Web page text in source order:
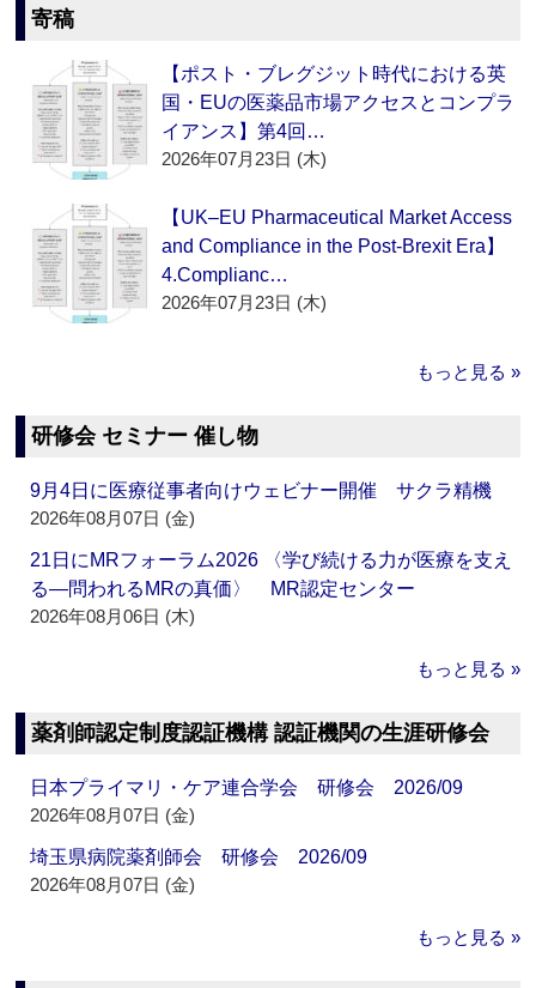
寄稿
【ポスト・ブレグジット時代における英
国・EUの医薬品市場アクセスとコンプラ
イアンス】第4回…
2026年07月23日 (木)
【UK–EU Pharmaceutical Market Access
and Compliance in the Post-Brexit Era】
4.Complianc…
2026年07月23日 (木)
もっと見る »
研修会 セミナー 催し物
9月4日に医療従事者向けウェビナー開催 サクラ精機
2026年08月07日 (金)
21日にMRフォーラム2026 〈学び続ける力が医療を支え
る―問われるMRの真価〉 MR認定センター
2026年08月06日 (木)
もっと見る »
薬剤師認定制度認証機構 認証機関の生涯研修会
日本プライマリ・ケア連合学会 研修会 2026/09
2026年08月07日 (金)
埼玉県病院薬剤師会 研修会 2026/09
2026年08月07日 (金)
もっと見る »